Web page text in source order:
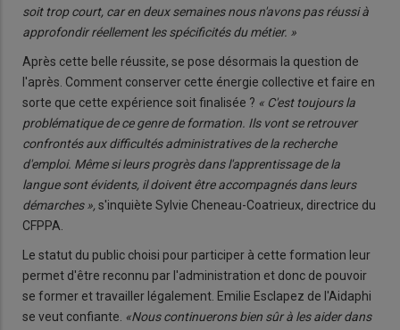
soit trop court, car en deux semaines nous n'avons pas réussi à
approfondir réellement les spécifici­tés du métier. »
Après cette belle réussite, se pose désormais la question de
l'après. Comment conserver cette éner­gie collective et faire en
sorte que cette expérience soit finalisée ? « C'est toujours la
problématique de ce genre de formation. Ils vont se retrouver
confrontés aux difficultés administratives de la recherche
d'emploi. Même si leurs progrès dans l'apprentissage de la
langue sont évidents, il doivent être accompagnés dans leurs
démarches », s'inquiète Sylvie Cheneau-Coatrieux, directrice du
CFPPA.
Le statut du public choisi pour participer à cette formation leur
permet d'être reconnu par l'administration et donc de pouvoir
se former et travailler légale­ment. Emilie Esclapez de l'Ai­daphi
se veut confiante. «Nous continuerons bien sûr à les aider dans